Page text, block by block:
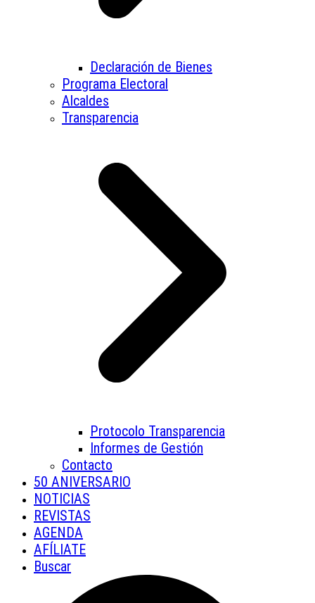
Declaración de Bienes
Programa Electoral
Alcaldes
Transparencia
Protocolo Transparencia
Informes de Gestión
Contacto
50 ANIVERSARIO
NOTICIAS
REVISTAS
AGENDA
AFÍLIATE
Buscar